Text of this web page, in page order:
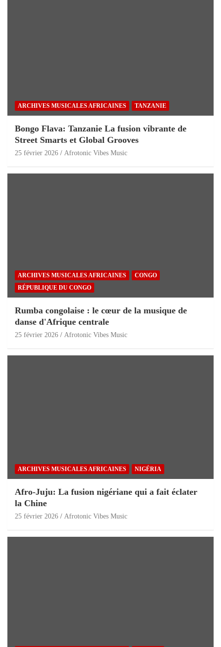
ARCHIVES MUSICALES AFRICAINES TANZANIE
Bongo Flava: Tanzanie La fusion vibrante de
Street Smarts et Global Grooves
25 février 2026 Afrotonic Vibes Music
ARCHIVES MUSICALES AFRICAINES
CONGO
RÉPUBLIQUE DU CONGO
Rumba congolaise : le cœur de la musique de
danse d'Afrique centrale
25 février 2026 Afrotonic Vibes Music
ARCHIVES MUSICALES AFRICAINES NIGÉRIA
Afro-Juju: La fusion nigériane qui a fait éclater
la Chine
25 février 2026 Afrotonic Vibes Music